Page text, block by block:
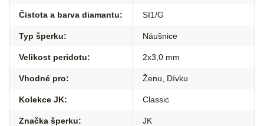
Čistota a barva diamantu: SI1/G
Typ šperku: Náušnice
Velikost peridotu: 2x3,0 mm
Vhodné pro: Ženu Dívku
Kolekce JK: Classic
Značka šperku: JK